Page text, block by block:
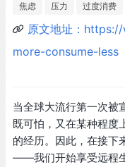
焦虑
压力 过度消费
原文地址：
more-consume-less
当全球大流行第一次被
既可怕，又在某种程
的经历。因此，在接
——我们开始享受远程